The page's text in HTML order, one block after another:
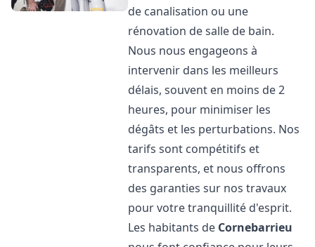
de canalisation ou une
rénovation de salle de bain.
Nous nous engageons à
intervenir dans les meilleurs
délais, souvent en moins de 2
heures, pour minimiser les
dégâts et les perturbations. Nos
tarifs sont compétitifs et
transparents, et nous offrons
des garanties sur nos travaux
pour votre tranquillité d'esprit.
Les habitants de Cornebarrieu